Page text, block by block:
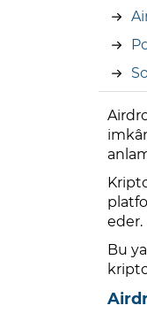
eder.
Bu